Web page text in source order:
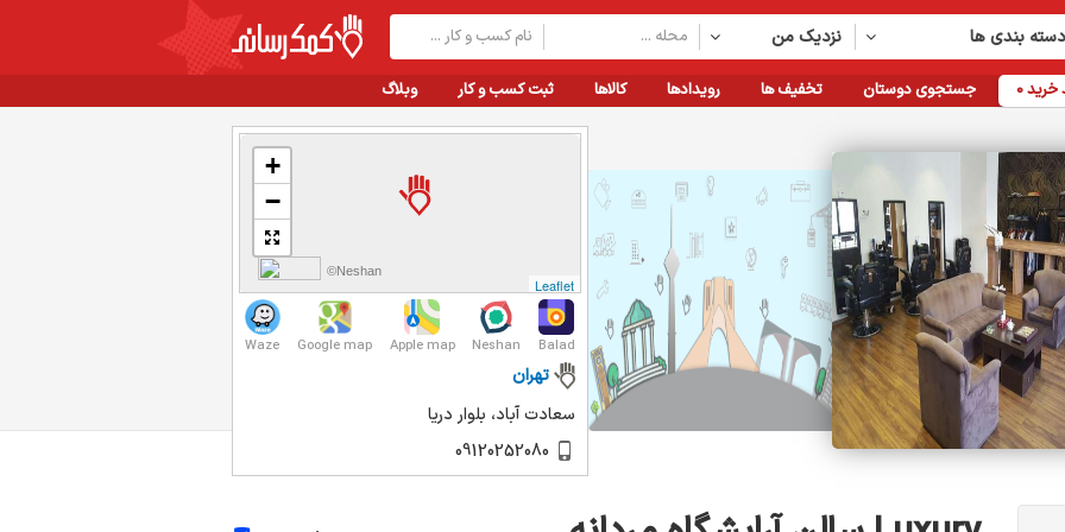
نزدیک من بندی ها
وبلاگ ثبت کسب و کار کالاها رویدادها تخفیف ها جستجوی دوستان خرید0
+
−
Leaflet
©Neshan
Balad
Neshan
Apple map
Google map
Waze
تهران
سعادت آباد، بلوار دریا
09120252080